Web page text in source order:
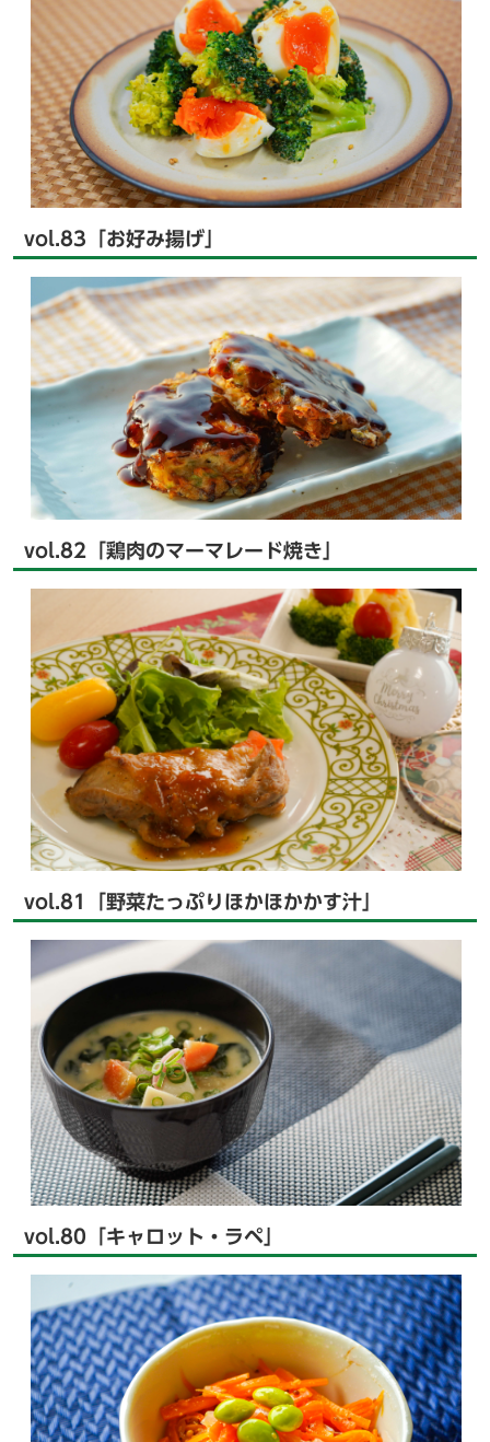
vol.83「お好み揚げ」
vol.82「鶏肉のマーマレード焼き」
vol.81「野菜たっぷりほかほかかす汁」
vol.80「キャロット・ラペ」